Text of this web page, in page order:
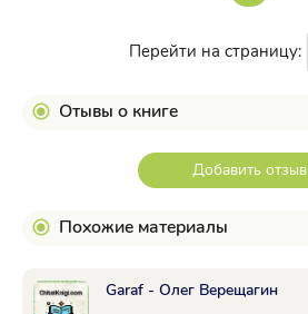
Перейти на страницу:
Отывы о книге
Добавить отзыв
Похожие материалы
Garaf - Олег Верещагин